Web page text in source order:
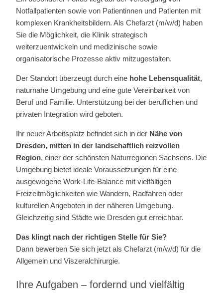
Notfallpatienten sowie von Patientinnen und Patienten mit
komplexen Krankheitsbildern. Als Chefarzt (m/w/d) haben
Sie die Möglichkeit, die Klinik strategisch
weiterzuentwickeln und medizinische sowie
organisatorische Prozesse aktiv mitzugestalten.
Der Standort überzeugt durch eine hohe Lebensqualität,
naturnahe Umgebung und eine gute Vereinbarkeit von
Beruf und Familie. Unterstützung bei der beruflichen und
privaten Integration wird geboten.
Ihr neuer Arbeitsplatz befindet sich in der Nähe von
Dresden, mitten in der landschaftlich reizvollen
Region, einer der schönsten Naturregionen Sachsens. Die
Umgebung bietet ideale Voraussetzungen für eine
ausgewogene Work-Life-Balance mit vielfältigen
Freizeitmöglichkeiten wie Wandern, Radfahren oder
kulturellen Angeboten in der näheren Umgebung.
Gleichzeitig sind Städte wie Dresden gut erreichbar.
Das klingt nach der richtigen Stelle für Sie?
Dann bewerben Sie sich jetzt als Chefarzt (m/w/d) für die
Allgemein und Viszeralchirurgie.
Ihre Aufgaben – fordernd und vielfältig